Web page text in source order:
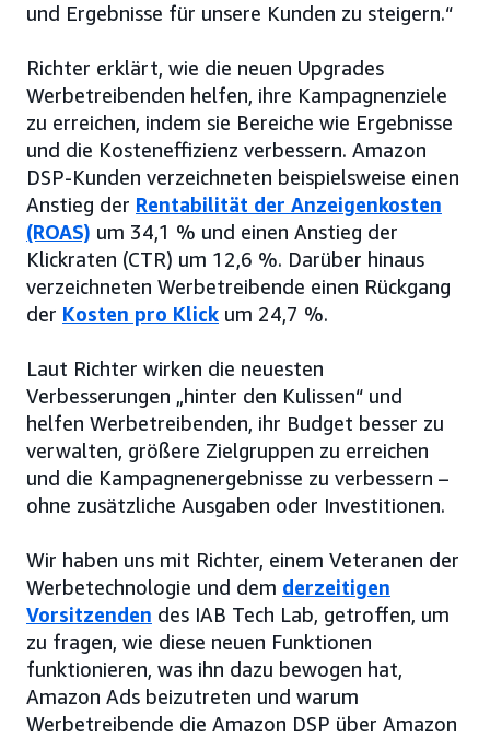
und Ergebnisse für unsere Kunden zu steigern.“
Richter erklärt, wie die neuen Upgrades
Werbetreibenden helfen, ihre Kampagnenziele
zu erreichen, indem sie Bereiche wie Ergebnisse
und die Kosteneffizienz verbessern. Amazon
DSP-Kunden verzeichneten beispielsweise einen
Anstieg der Rentabilität der Anzeigenkosten
(ROAS) um 34,1 % und einen Anstieg der
Klickraten (CTR) um 12,6 %. Darüber hinaus
verzeichneten Werbetreibende einen Rückgang
der Kosten pro Klick um 24,7 %.
Laut Richter wirken die neuesten
Verbesserungen „hinter den Kulissen“ und
helfen Werbetreibenden, ihr Budget besser zu
verwalten, größere Zielgruppen zu erreichen
und die Kampagnenergebnisse zu verbessern –
ohne zusätzliche Ausgaben oder Investitionen.
Wir haben uns mit Richter, einem Veteranen der
Werbetechnologie und dem derzeitigen
Vorsitzenden des IAB Tech Lab, getroffen, um
zu fragen, wie diese neuen Funktionen
funktionieren, was ihn dazu bewogen hat,
Amazon Ads beizutreten und warum
Werbetreibende die Amazon DSP über Amazon